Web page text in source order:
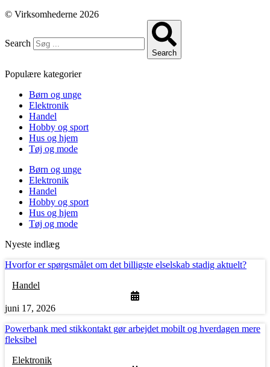
© Virksomhederne 2026
Search
Search
Populære kategorier
Børn og unge
Elektronik
Handel
Hobby og sport
Hus og hjem
Tøj og mode
Børn og unge
Elektronik
Handel
Hobby og sport
Hus og hjem
Tøj og mode
Nyeste indlæg
Hvorfor er spørgsmålet om det billigste elselskab stadig aktuelt?
Handel
juni 17, 2026
Powerbank med stikkontakt gør arbejdet mobilt og hverdagen mere
fleksibel
Elektronik